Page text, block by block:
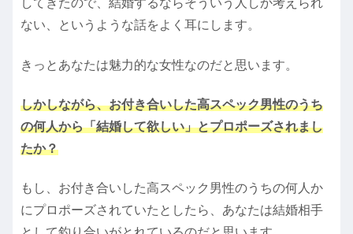
してきたので、結婚するならそういう人しか考えられ
ない、というような話をよく耳にします。
きっとあなたは魅力的な女性なのだと思います。
しかしながら、お付き合いした高スペック男性のうち
の何人から「結婚して欲しい」とプロポーズされまし
たか？
もし、お付き合いした高スペック男性のうちの何人か
にプロポーズされていたとしたら、あなたは結婚相手